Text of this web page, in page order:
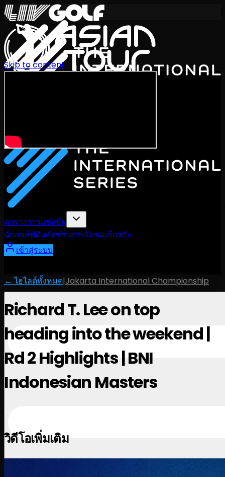
ตารางการแข่งขัน
นักกอล์ฟอันดับข่าวสารรับชมเกี่ยวกับ
เข้าสู่ระบบ
Skip to content
← ไฮไลต์ทั้งหมด|Jakarta International Championship
Richard T. Lee on top
heading into the weekend |
Rd 2 Highlights | BNI
Indonesian Masters
วิดีโอเพิ่มเติม